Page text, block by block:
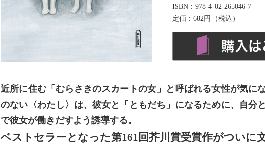
ISBN：978-4-02-265046-7
定価：682円（税込）
近所に住む「むらさきのスカートの女」と呼ばれる女性が気に
のない〈わたし〉は、彼女と「ともだち」になるために、自分
で彼女が働きだすよう誘導する。
ベストセラーとなった第161回芥川賞受賞作がついに